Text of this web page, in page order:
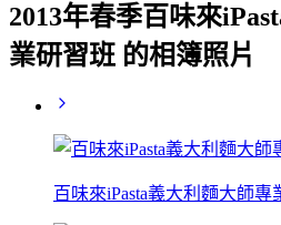
2013年春季百味來
業研習班 的相簿照片
百味來iPasta義大利麵大師專